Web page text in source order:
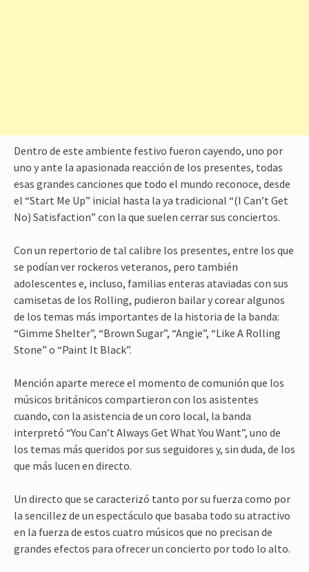
Dentro de este ambiente festivo fueron cayendo, uno por
uno y ante la apasionada reacción de los presentes, todas
esas grandes canciones que todo el mundo reconoce, desde
el “Start Me Up” inicial hasta la ya tradicional “(I Can’t Get
No) Satisfaction” con la que suelen cerrar sus conciertos.
Con un repertorio de tal calibre los presentes, entre los que
se podían ver rockeros veteranos, pero también
adolescentes e, incluso, familias enteras ataviadas con sus
camisetas de los Rolling, pudieron bailar y corear algunos
de los temas más importantes de la historia de la banda:
“Gimme Shelter”, “Brown Sugar”, “Angie”, “Like A Rolling
Stone” o “Paint It Black”.
Mención aparte merece el momento de comunión que los
músicos británicos compartieron con los asistentes
cuando, con la asistencia de un coro local, la banda
interpretó “You Can’t Always Get What You Want”, uno de
los temas más queridos por sus seguidores y, sin duda, de los
que más lucen en directo.
Un directo que se caracterizó tanto por su fuerza como por
la sencillez de un espectáculo que basaba todo su atractivo
en la fuerza de estos cuatro músicos que no precisan de
grandes efectos para ofrecer un concierto por todo lo alto.